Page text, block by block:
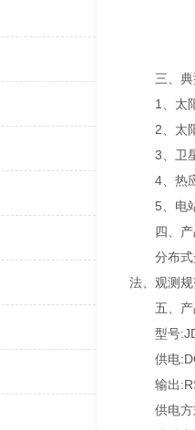
三、典
1、太阳
2、太阳
3、卫星
4、热应
5、电站
四、产
分布式光
法、观测
五、产
型号
供电
输出
供电方式